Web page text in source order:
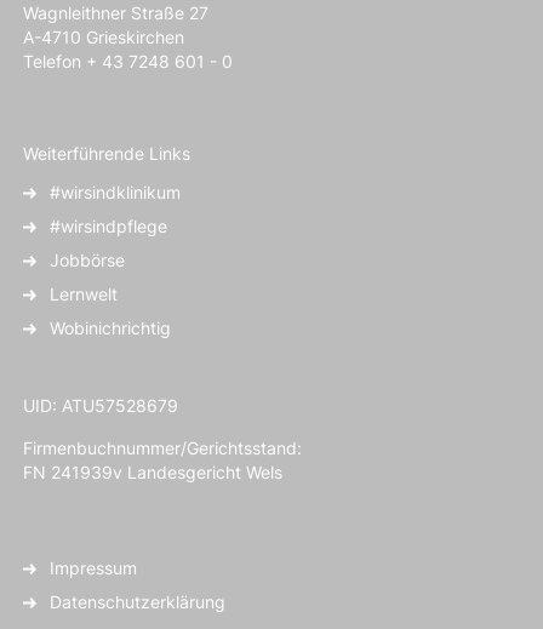
Wagnleithner Straße 27
A-4710 Grieskirchen
Telefon + 43 7248 601 - 0
Weiterführende Links
#wirsindklinikum
#wirsindpflege
Jobbörse
Lernwelt
Wobinichrichtig
UID: ATU57528679
Firmenbuchnummer/Gerichtsstand:
FN 241939v Landesgericht Wels
Impressum
Datenschutzerklärung